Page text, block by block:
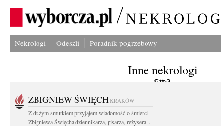
Nekrologi Odeszli Poradnik pogrzebowy
Inne nekrologi
ZBIGNIEW ŚWIĘCH KRAKÓW
Z dużym smutkiem przyjąłem wiadomość o śmierci
Zbigniewa Święcha dziennikarza, pisarza, reżysera...